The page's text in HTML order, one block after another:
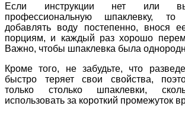
Если инструкции нет или вы
профессиональную шпаклевку,
добавлять воду постепенно, внося
порциям, и каждый раз хорошо
Важно, чтобы шпаклевка была
Кроме того, не забудьте, что
быстро теряет свои свойства,
только столько шпаклевки,
использовать за короткий промежуток